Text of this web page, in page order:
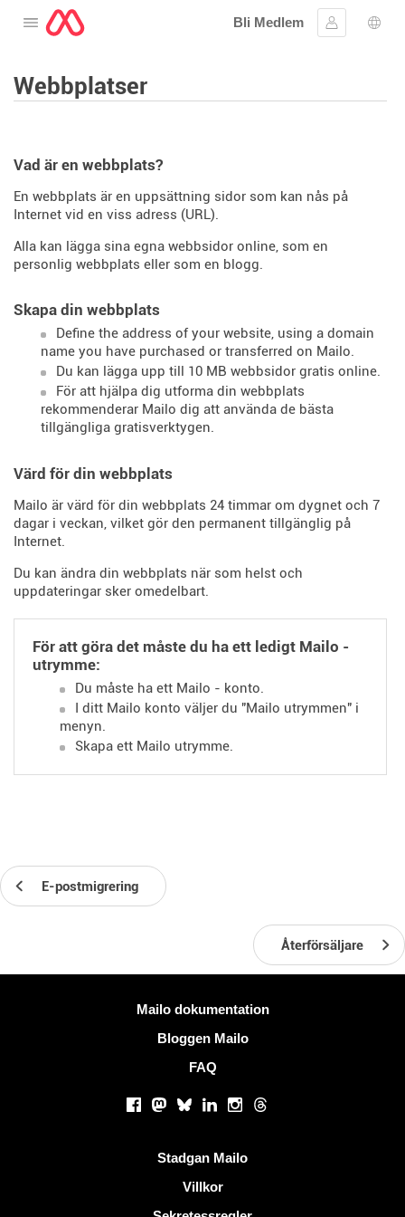
Öppna menyn
Bli Medlem
Logga in
Webbplatser
Vad är en webbplats?
En webbplats är en uppsättning sidor som kan nås på
Internet vid en viss adress (URL).
Alla kan lägga sina egna webbsidor online, som en
personlig webbplats eller som en blogg.
Skapa din webbplats
Define the address of your website, using a domain
name you have purchased or transferred on Mailo.
Du kan lägga upp till 10 MB webbsidor gratis online.
För att hjälpa dig utforma din webbplats
rekommenderar Mailo dig att använda de bästa
tillgängliga gratisverktygen.
Värd för din webbplats
Mailo är värd för din webbplats 24 timmar om dygnet och 7
dagar i veckan, vilket gör den permanent tillgänglig på
Internet.
Du kan ändra din webbplats när som helst och
uppdateringar sker omedelbart.
För att göra det måste du ha ett ledigt Mailo -
utrymme:
Du måste ha ett Mailo - konto.
I ditt Mailo konto väljer du "Mailo utrymmen" i
menyn.
Skapa ett Mailo utrymme.
E-postmigrering
Återförsäljare
Mailo dokumentation
Bloggen Mailo
FAQ
Facebook
Mastodon
BlueskyLinkedInInstagram
Threads
Stadgan Mailo
Villkor